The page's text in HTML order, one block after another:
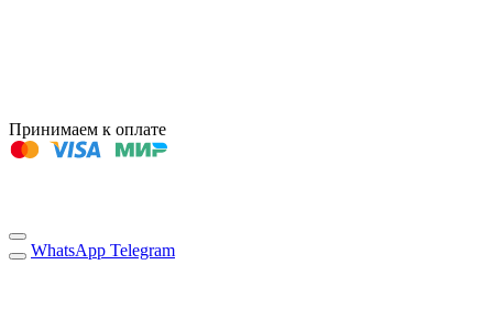
Принимаем к оплате
WhatsApp Telegram